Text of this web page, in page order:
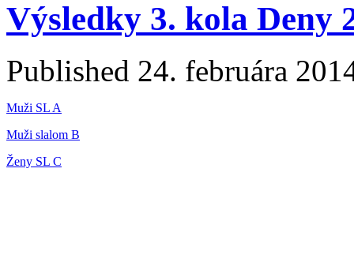
Výsledky 3. kola Deny
Published 24. februára
Muži SL A
Muži slalom B
Ženy SL C